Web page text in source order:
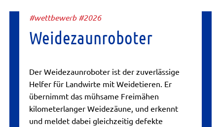
#wettbewerb #2026
Weidezaunroboter
Der Weidezaunroboter ist der zuverlässige
Helfer für Landwirte mit Weidetieren. Er
übernimmt das mühsame Freimähen
kilometerlanger Weidezäune, und erkennt
und meldet dabei gleichzeitig defekte